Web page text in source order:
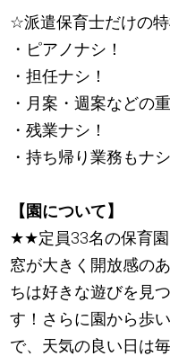
☆派遣保育士だけの特
・ピアノナシ！
・担任ナシ！
・月案・週案などの
・残業ナシ！
・持ち帰り業務もナシ
【園について】
★★定員33名の保育園
窓が大きく開放感の
ちは好きな遊びを見
す！さらに園から歩
で、天気の良い日は